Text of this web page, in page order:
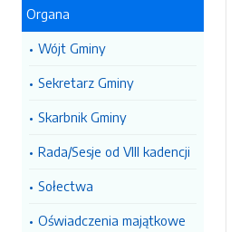
Organa
Wójt Gminy
Sekretarz Gminy
Skarbnik Gminy
Rada/Sesje od VIII kadencji
Sołectwa
Oświadczenia majątkowe